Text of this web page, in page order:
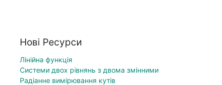
Нові Ресурси
Лінійна функція
Системи двох рівнянь з двома змінними
Радіанне вимірювання кутів